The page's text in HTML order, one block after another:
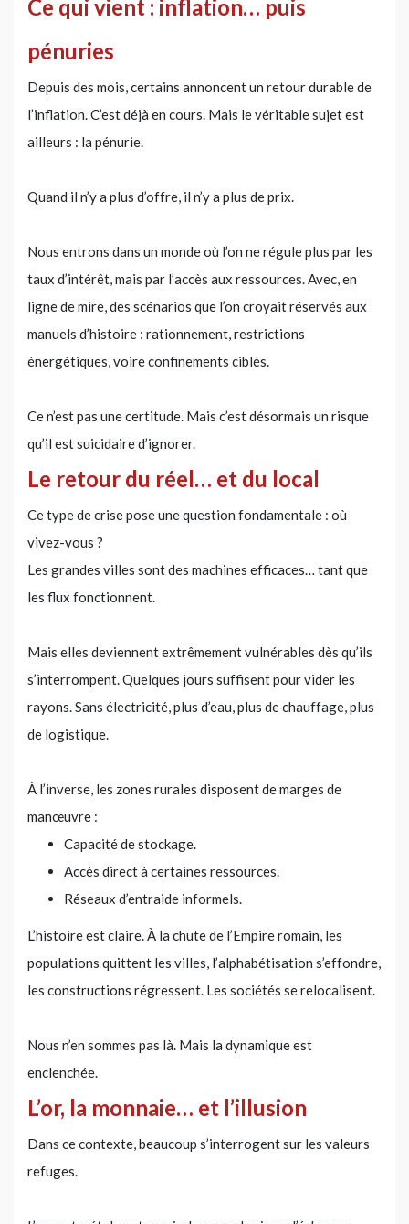
Ce qui vient : inflation… puis
pénuries
Depuis des mois, certains annoncent un retour durable de
l’inflation. C’est déjà en cours. Mais le véritable sujet est
ailleurs : la pénurie.
Quand il n’y a plus d’offre, il n’y a plus de prix.
Nous entrons dans un monde où l’on ne régule plus par les
taux d’intérêt, mais par l’accès aux ressources. Avec, en
ligne de mire, des scénarios que l’on croyait réservés aux
manuels d’histoire : rationnement, restrictions
énergétiques, voire confinements ciblés.
Ce n’est pas une certitude. Mais c’est désormais un risque
qu’il est suicidaire d’ignorer.
Le retour du réel… et du local
Ce type de crise pose une question fondamentale : où
vivez-vous ?
Les grandes villes sont des machines efficaces… tant que
les flux fonctionnent.
Mais elles deviennent extrêmement vulnérables dès qu’ils
s’interrompent. Quelques jours suffisent pour vider les
rayons. Sans électricité, plus d’eau, plus de chauffage, plus
de logistique.
À l’inverse, les zones rurales disposent de marges de
manœuvre :
Capacité de stockage.
Accès direct à certaines ressources.
Réseaux d’entraide informels.
L’histoire est claire. À la chute de l’Empire romain, les
populations quittent les villes, l’alphabétisation s’effondre,
les constructions régressent. Les sociétés se relocalisent.
Nous n’en sommes pas là. Mais la dynamique est
enclenchée.
L’or, la monnaie… et l’illusion
Dans ce contexte, beaucoup s’interrogent sur les valeurs
refuges.